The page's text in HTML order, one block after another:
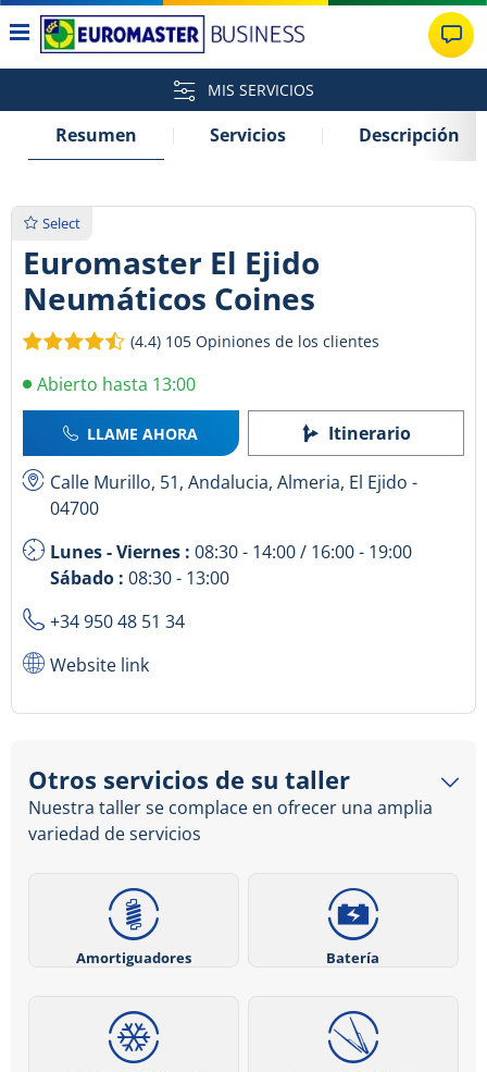
MIS SERVICIOS
Resumen Servicios Descripción
Select
Euromaster El Ejido
Neumáticos Coines
(4.4) 105 Opiniones de los clientes
Abierto hasta 13:00
LLAME AHORA Itinerario
Calle Murillo, 51, Andalucia, Almeria, El Ejido -
04700
Lunes - Viernes : 08:30 - 14:00 / 16:00 - 19:00
Sábado : 08:30 - 13:00
+34 950 48 51 34
Website link
Otros servicios de su taller
Nuestra taller se complace en ofrecer una amplia
variedad de servicios
Amortiguadores Batería